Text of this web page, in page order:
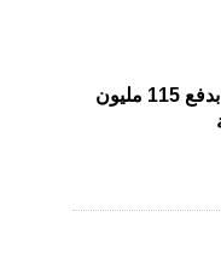
“هيئة السوق”: إلزام 3 مخالفين بدفع 115 مليون